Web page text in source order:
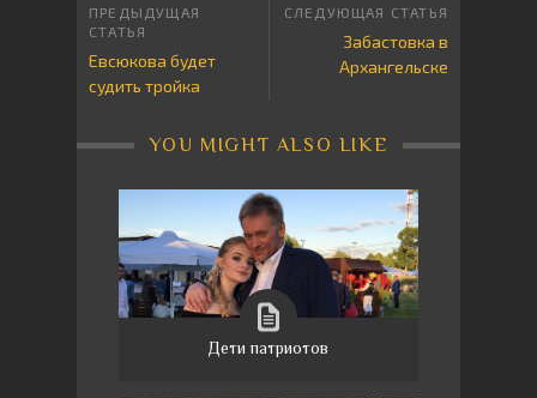
Евсюкова будет
судить тройка
Забастовка в
Архангельске
YOU MIGHT ALSO LIKE
Дети патриотов